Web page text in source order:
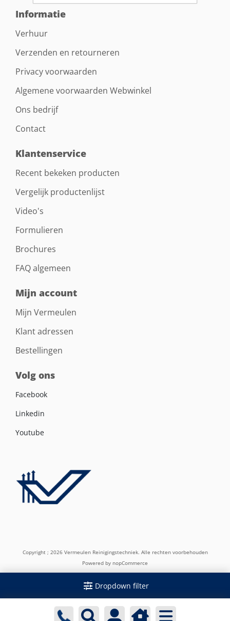
Dropdown filter
Informatie
Verhuur
Verzenden en retourneren
Privacy voorwaarden
Algemene voorwaarden Webwinkel
Ons bedrijf
Contact
Klantenservice
Recent bekeken producten
Vergelijk productenlijst
Video's
Formulieren
Brochures
FAQ algemeen
Mijn account
Mijn Vermeulen
Klant adressen
Bestellingen
Volg ons
Facebook
Linkedin
Youtube
Copyright ; 2026 Vermeulen Reinigingstechniek. Alle rechten voorbehouden
Powered by nopCommerce